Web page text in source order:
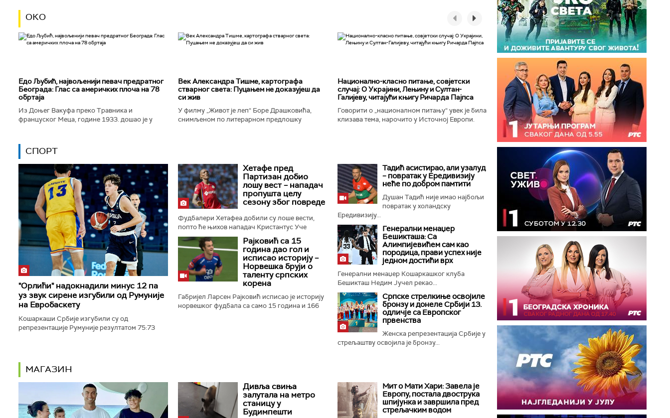
ОКО
Едо Љубић, највољенији певач предратног
Београда: Глас са америчких плоча на 78
обртаја
Из Доњег Вакуфа преко Травника и
француског Меца, године 1933. дошао је у
Век Александра Тишме, картографа
стварног света: Пуцањем не доказујеш да
си жив
У филму „Живот је леп“ Боре Драшковића,
снимљеном по литерарном предлошку
Национално-класнo питање, совјетски
случај: О Украјини, Лењину и Султан-
Галијеву, читајући књигу Ричарда Пајпса
Говорити о „националном питању“ увек је била
клизава тема, нарочито у Источној Европи.
СПОРТ
"Орлићи" надокнадили минус 12 па
уз звук сирене изгубили од Румуније
на Евробаскету
Кошаркаши Србије изгубили су од
репрезентације Румуније резултатом 75:73
Хетафе пред
Партизан добио
лошу вест – нападач
пропушта целу
сезону због повреде
Фудбалери Хетафеа добили су лоше вести,
попто ће њихов нападач Кристантус Уче
пропустити читаву сезону због тешке повреде
колена, саопштио је шпански клуб...
Рајковић са 15
година дао гол и
исписао историју –
Норвешка бруји о
таленту српских
корена
Габријел Ларсен Рајковић исписао је историју
норвешког фудбала са само 15 година и 166
Тадић асистирао, али узалуд
– повратак у Ередивизију
неће по добром памтити
Душан Тадић није имао најбољи
повратак у холандску
Ередивизију...
Генерални менаџер
Бешикташа: Са
Алимпијевићем сам као
породица, прави успех није
једном достићи врх
Генерални менаџер Кошаркашког клуба
Бешикташ Недим Јучел рекао...
Српске стрелкиње освојиле
бронзу и донеле Србији 13.
одличје са Европског
првенства
Женска репрезентација Србије у
стрељаштву освојила је бронзу...
МАГАЗИН
Дивља свиња
залутала на метро
станицу у
Будимпешти
Мит о Мати Хари: Завела је
Европу, постала двострука
шпијунка и завршила пред
стрељачким водом